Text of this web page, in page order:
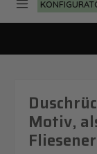
Motiv,